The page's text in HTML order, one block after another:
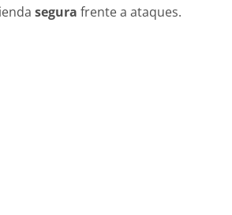
segura frente a ataques.